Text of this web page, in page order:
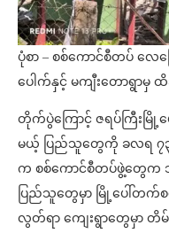
ပုံစာ – စစ်ကောင်စီတပ် လေ
ပေါက်နှင့် မကျီးတောရွာမှ ထိ
တိုက်ပွဲကြောင့် ဇရပ်ကြီးမြို့ပ
မယ့် ပြည်သူတွေကို ခလရ ၇၃
က စစ်ကောင်စီတပ်ဖွဲ့တွေက
ပြည်သူတွေမှာ မြို့ပေါ်တက်စ
လွတ်ရာ ကျေးရွာတွေမှာ တိမ်